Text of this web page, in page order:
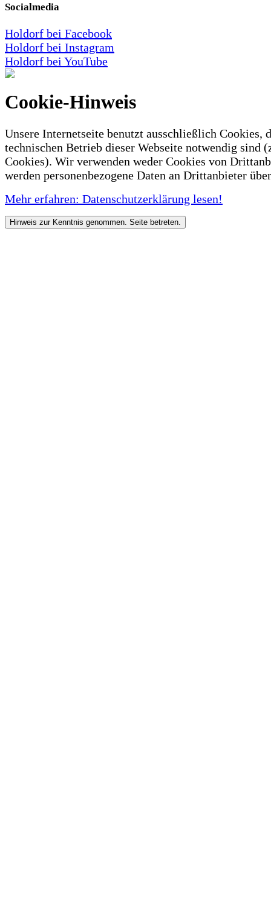
Socialmedia
Holdorf bei Facebook
Holdorf bei Instagram
Holdorf bei YouTube
Cookie-Hinweis
Unsere Internetseite benutzt ausschließlich Cookies,
technischen Betrieb dieser Webseite notwendig sind
Cookies). Wir verwenden weder Cookies von
werden personenbezogene Daten an Drittanbieter
Mehr erfahren: Datenschutzerklärung lesen!
Hinweis zur Kenntnis genommen. Seite betreten.